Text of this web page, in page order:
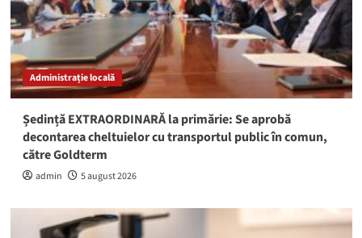
Administrație locală
Ședință EXTRAORDINARĂ la primărie: Se aprobă
decontarea cheltuielor cu transportul public în comun,
către Goldterm
admin 5 august 2026